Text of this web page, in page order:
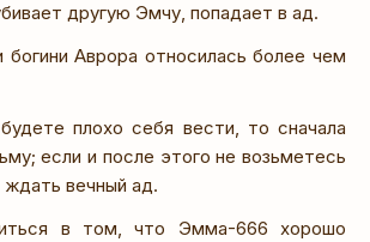
другую Эмчу, попадает в ад.
богини Аврора относилась более чем
плохо себя вести, то сначала
если и после этого не возьметесь
ждать вечный ад.
в том, что Эмма-666 хорошо